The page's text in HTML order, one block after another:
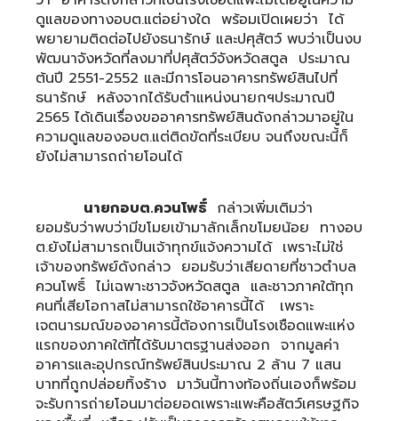
ดูแลของทางอบต.แต่อย่างใด พร้อมเปิดเผยว่า ได้
พยายามติดต่อไปยังธนารักษ์ และปศุสัตว์ พบว่าเป็นงบ
พัฒนาจังหวัดที่ลงมาที่ปศุสัตว์จังหวัดสตูล ประมาณ
ต้นปี 2551-2552 และมีการโอนอาคารทรัพย์สินไปที่
ธนารักษ์ หลังจากได้รับตำแหน่งนายกฯประมาณปี
2565 ได้เดินเรื่องขออาคารทรัพย์สินดังกล่าวมาอยู่ใน
ความดูแลของอบต.แต่ติดขัดที่ระเบียบ จนถึงขณะนี้ก็
ยังไม่สามารถถ่ายโอนได้
นายกอบต.ควนโพธิ์ กล่าวเพิ่มเติมว่า
ยอมรับว่าพบว่ามีขโมยเข้ามาลักเล็กขโมยน้อย ทางอบ
ต.ยังไม่สามารถเป็นเจ้าทุกข์แจ้งความได้ เพราะไม่ใช่
เจ้าของทรัพย์ดังกล่าว ยอมรับว่าเสียดายที่ชาวตำบล
ควนโพธิ์ ไม่เฉพาะชาวจังหวัดสตูล และชาวภาคใต้ทุก
คนที่เสียโอกาสไม่สามารถใช้อาคารนี้ได้ เพราะ
เจตนารมณ์ของอาคารนี้ต้องการเป็นโรงเชือดแพะแห่ง
แรกของภาคใต้ที่ได้รับมาตรฐานส่งออก จากมูลค่า
อาคารและอุปกรณ์ทรัพย์สินประมาณ 2 ล้าน 7 แสน
บาทที่ถูกปล่อยทิ้งร้าง มาวันนี้ทางท้องถิ่นเองก็พร้อม
จะรับการถ่ายโอนมาต่อยอดเพราะแพะคือสัตว์เศรษฐกิจ